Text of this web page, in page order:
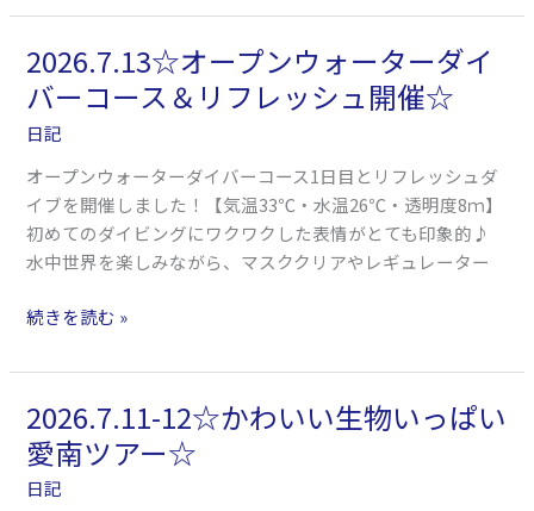
☆
2026.7.13☆オープンウォーターダイ
バーコース＆リフレッシュ開催☆
日記
オープンウォーターダイバーコース1日目とリフレッシュダ
イブを開催しました！【気温33℃・水温26℃・透明度8ｍ】
初めてのダイビングにワクワクした表情がとても印象的♪
水中世界を楽しみながら、マスククリアやレギュレーター
2026.7.13☆
オ
ー
プ
ン
ウ
ォ
ー
ー
イ
ー
コ
ー
続きを読む »
2026.7.11-12☆かわいい生物いっぱい
愛南ツアー☆
日記
2026.7.11-
12☆
か
わ